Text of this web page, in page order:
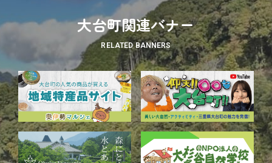
大台町関連バナー
RELATED BANNERS